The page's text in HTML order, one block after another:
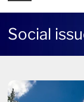
Millionen
Social